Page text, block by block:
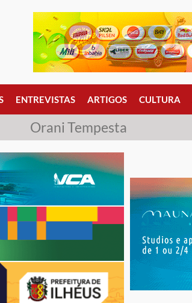
ENTREVISTAS ARTIGOS CULTURA
Orani Tempesta